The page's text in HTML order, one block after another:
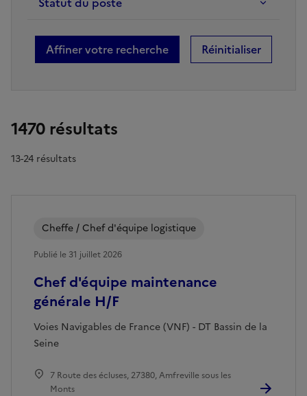
Réinitialiser
1470 résultats
13-24 résultats
Chef d'équipe maintenance
générale H/F
Voies Navigables de France (VNF) - DT Bassin de la
Seine
Cheffe / Chef d'équipe logistique
Publié le 31 juillet 2026
7 Route des écluses, 27380, Amfreville sous les
Monts